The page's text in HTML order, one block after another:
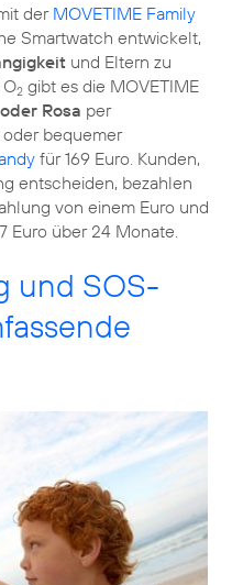
der MOVETIME Family
Smartwatch entwickelt,
und Eltern zu
2 gibt es die MOVETIME
Rosa per
bequemer
für 169 Euro. Kunden,
entscheiden, bezahlen
von einem Euro und
Euro über 24 Monate.
und SOS-